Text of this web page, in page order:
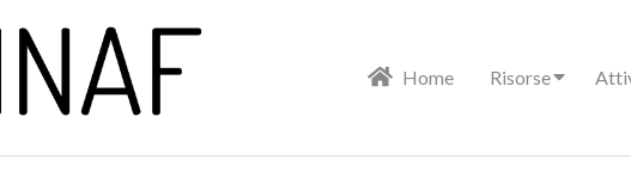
Home Risorse